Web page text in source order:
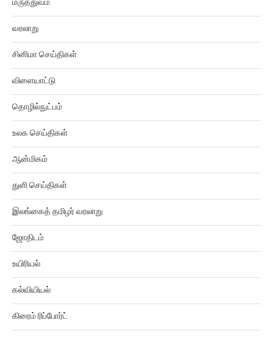
மருத்துவம்
வரலாறு
சினிமா செய்திகள்
விளையாட்டு
தொழில்நுட்பம்
உலக செய்திகள்
ஆன்மிகம்
துளி செய்திகள்
இலங்கைத் தமிழர் வரலாறு
ஜோதிடம்
உயிரியல்
கல்வியியல்
கிரைம் ரிப்போர்ட்